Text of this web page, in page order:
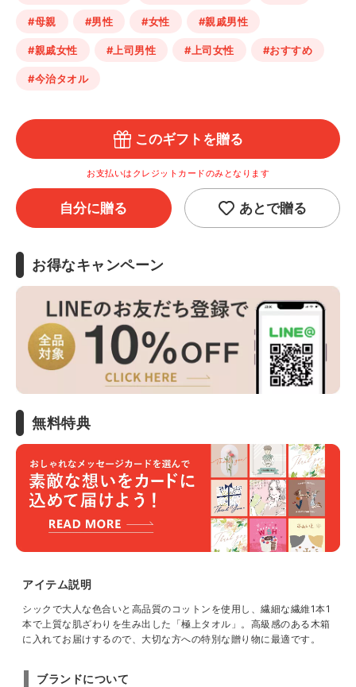
#母親 #男性 #女性 #親戚男性
#親戚女性 #上司男性 #上司女性 #おすすめ
#今治タオル
このギフトを贈る
お支払いはクレジットカードのみとなります
自分に贈る あとで贈る
お得なキャンペーン
無料特典
アイテム説明
シックで大人な色合いと高品質のコットンを使用し、繊細な繊維1本1
本で上質な肌ざわりを生み出した「極上タオル」。高級感のある木箱
に入れてお届けするので、大切な方への特別な贈り物に最適です。
ブランドについて